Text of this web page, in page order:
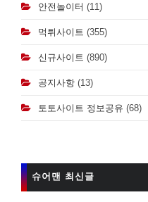
안전놀이터 (11)
먹튀사이트 (355)
신규사이트 (890)
공지사항 (13)
토토사이트 정보공유 (68)
슈어맨 최신글